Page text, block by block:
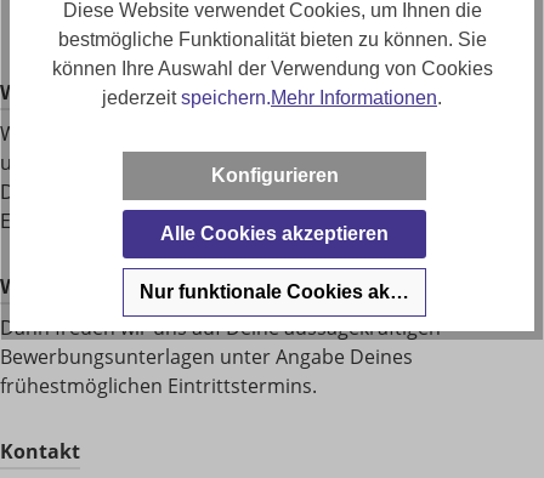
Viele weitere
Was wir sonst noch Klasse ﬁnden:
Wenn Du einfach Mensch bist, offen und ehrlich. Wenn
unsere Ideen sich treffen: unsere Passion sind die Möbel –
Deine, die Beratung und der Verkauf. Es ist mehr als nur
EIN Job. Es ist DEIN Job
Wir haben Dein Interesse geweckt?
Dann freuen wir uns auf Deine aussagekräftigen
Bewerbungsunterlagen unter Angabe Deines
frühestmöglichen Eintrittstermins.
Kontakt
Diese Website verwendet Cookies, um Ihnen die
bestmögliche Funktionalität bieten zu können. Sie
können Ihre Auswahl der Verwendung von Cookies
jederzeitspeichern.Mehr Informationen.
Konfigurieren
Alle Cookies akzeptieren
Nur funktionale Cookies akzeptieren